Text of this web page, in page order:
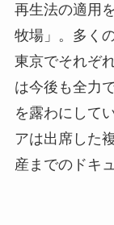
再生法の適用
牧場」。多く
東京でそれぞ
は今後も全力
を露わにして
アは出席した
産までのドキ